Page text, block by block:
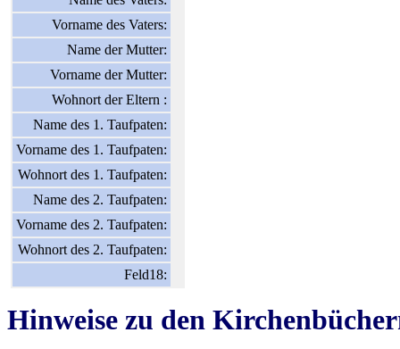
Vorname des Vaters:
Name der Mutter:
Vorname der Mutter:
Wohnort der Eltern :
Name des 1. Taufpaten:
Vorname des 1. Taufpaten:
Wohnort des 1. Taufpaten:
Name des 2. Taufpaten:
Vorname des 2. Taufpaten:
Wohnort des 2. Taufpaten:
Feld18:
Hinweise zu den